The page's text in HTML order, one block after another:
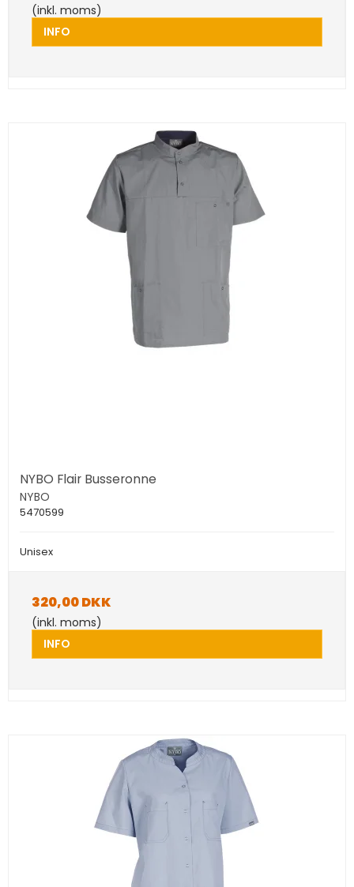
(inkl. moms)
INFO
NYBO Flair Busseronne
NYBO
5470599
Unisex
320,00 DKK
(inkl. moms)
INFO